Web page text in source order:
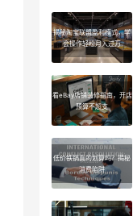
揭秘淘宝联盟盈利模式，学
会操作轻松月入过万
看eBay店铺装修指南，开店
预算不超支
低价铁锅真的划算吗？揭秘
消费陷阱